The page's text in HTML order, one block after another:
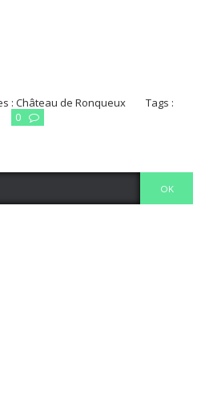
:Château de Ronqueux
Tags :
0